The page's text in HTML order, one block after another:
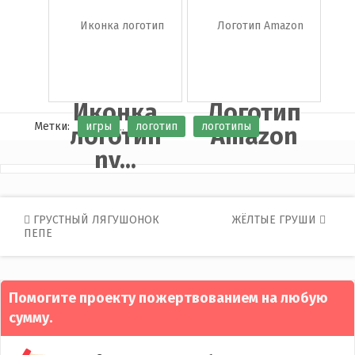
Иконка
логотип
nv...
Логотип
Amazon
Метки: игры логотип логотипы
Post
ГРУСТНЫЙ ЛЯГУШОНОК
ПЕПЕ
ЖЁЛТЫЕ ГРУШИ
Помогите проекту пожертвованием на любую
сумму.